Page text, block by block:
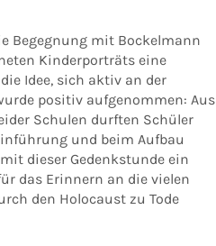
Begegnung mit Bo­ckelmann
Kinderpor­träts eine
Idee, sich aktiv an der
positiv aufgenommen: Aus
Schulen durften Schüler
und beim Aufbau
dieser Gedenkstunde ein
das Erinnern an die vielen
den Holocaust zu Tode